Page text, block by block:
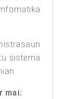
sistema
mai: